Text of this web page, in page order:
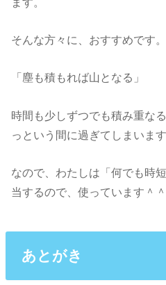
そんな方々に、おすすめです。
「塵も積もれば山となる」
時間も少しずつでも積み重な
っという間に過ぎてしまいます
なので、わたしは「何でも時
当するので、使っています＾＾
あとがき